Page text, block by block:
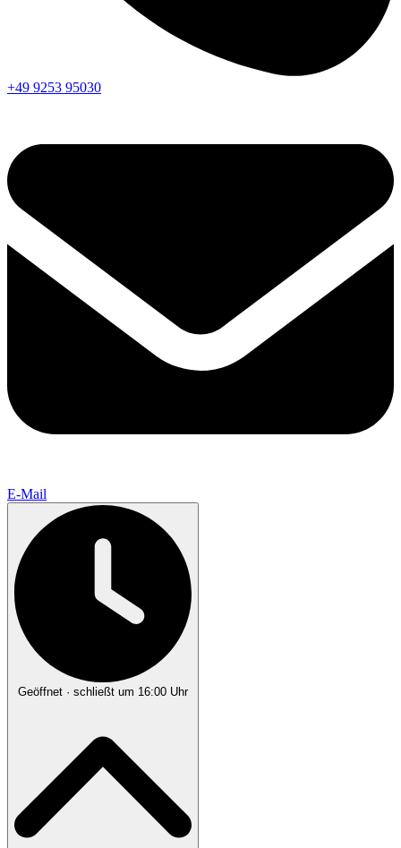
+49 9253 95030
E-Mail
Geöffnet · schließt um 16:00 Uhr